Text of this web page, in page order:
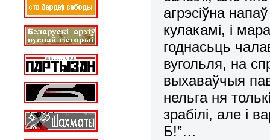
агрэсіўна
кулакамі, і
годнасьць
вугольля, на
выхаваўчыя
нельга ня
зрабілі, але і
Б!”…